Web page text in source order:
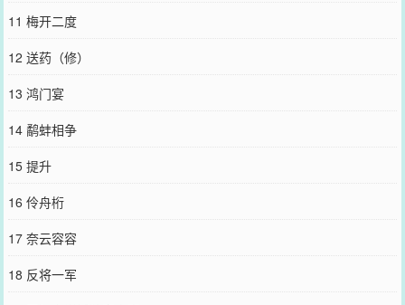
放风筝。”然后松手发送。嗡——时逾白的手机进了新消息。时逾白两
的床帘被掀开，时逾白裹着被子怂成一团，沈卿尘卡着他的脸，“时同
认识的时候：受宿舍：“卧槽小白你叫谁老公呢？”攻宿舍：“卧槽沈卿
要！！”攻搬宿舍后：受宿舍（美滋滋夹道欢迎）：“欢迎兄弟欢迎兄
要挖我们舍草！”受宿舍：“自己留不住人关我们什么事略略略～”俩人
王，就是要反野！”顺便拦着跳起来铲人的受宿舍：“操别拦我！我打
甜滋滋团宠受x非常爱装的Bking攻
微信里的朋友推荐哦！
11 梅开二度
12 送药（修）
13 鸿门宴
14 鹬蚌相争
15 提升
16 伶舟桁
17 奈云容容
18 反将一军